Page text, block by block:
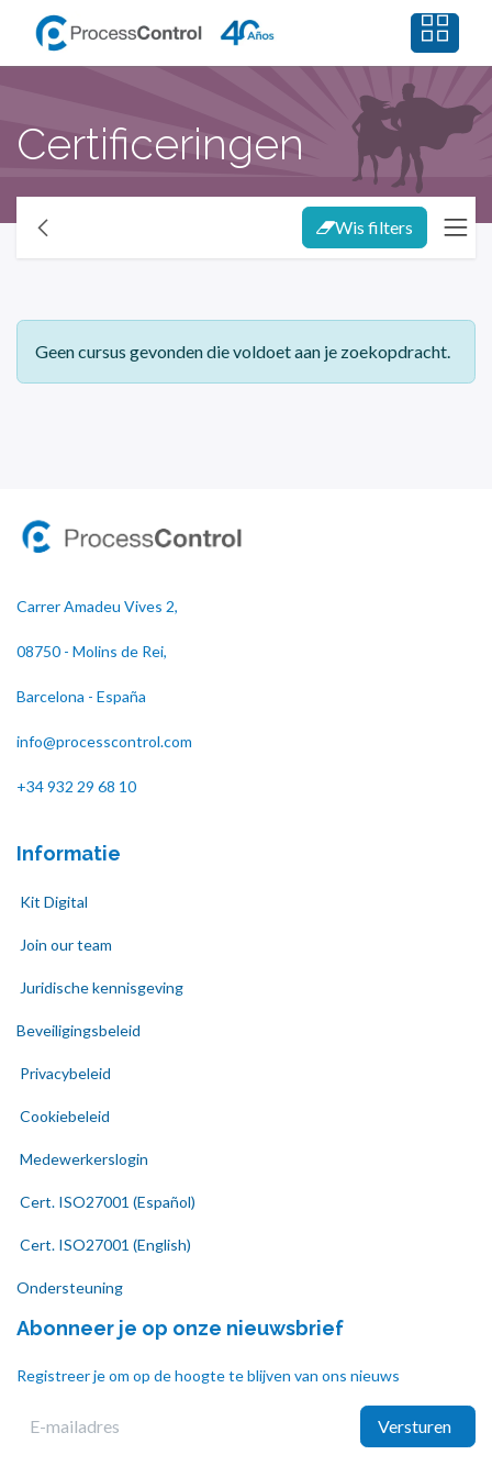
Overslaan naar inhoud
Certificeringen
Wis filters
Geen cursus gevonden die voldoet aan je zoekopdracht.
Carrer Amadeu Vives 2,
08750 - Molins de Rei,
Barcelona - España
info@processcontrol.com
+34 932 29 68 10
Informatie
Kit Digital
Join our team
Juridische kennisgeving
Beveiligingsbeleid
Privacybeleid
Cookiebeleid
Medewerkerslogin
Cert. ISO27001 (Español)
Cert. ISO27001 (English)
Ondersteuning
Abonneer je op onze nieuwsbrief
Registreer je om op de hoogte te blijven van ons nieuws
Versturen ​